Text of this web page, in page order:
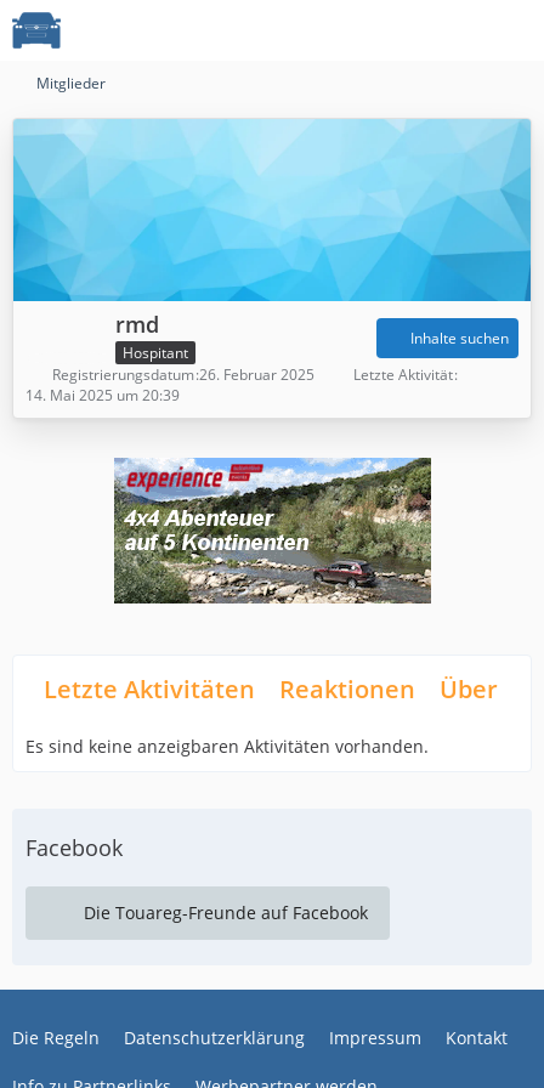
Mitglieder
rmd
Hospitant
Inhalte suchen
Registrierungsdatum 26. Februar 2025
Letzte Aktivität
14. Mai 2025 um 20:39
Letzte Aktivitäten Reaktionen Über
Es sind keine anzeigbaren Aktivitäten vorhanden.
Facebook
Die Touareg-Freunde auf Facebook
Die Regeln Datenschutzerklärung Impressum Kontakt